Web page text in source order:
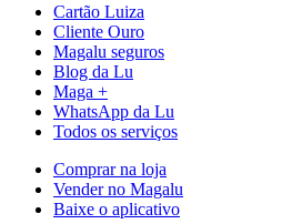
Cartão Luiza
Cliente Ouro
Magalu seguros
Blog da Lu
Maga +
WhatsApp da Lu
Todos os serviços
Comprar na loja
Vender no Magalu
Baixe o aplicativo